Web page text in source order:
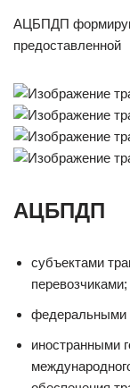
АЦБПДП
предоставленной
АЦБПДП
субъектами
перевозчиками;
федеральными
иностранными